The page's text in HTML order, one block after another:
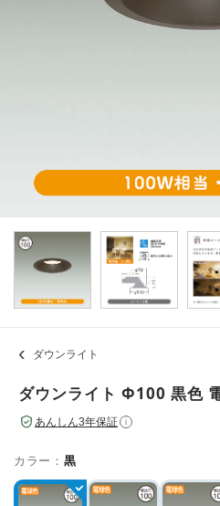
ダウンライト
ダウンライト Φ100 黒色
あんしん3年保証 i
カラー： 黒